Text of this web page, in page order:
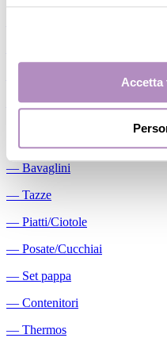
Accetta
Conservalatte Materno
―Massaggiagengive
― Bavaglini
― Tazze
― Piatti/Ciotole
― Posate/Cucchiai
― Set pappa
― Contenitori
― Thermos